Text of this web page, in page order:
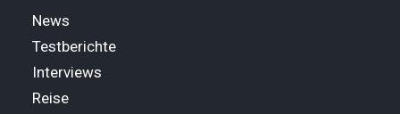
News
Testberichte
Interviews
Reise